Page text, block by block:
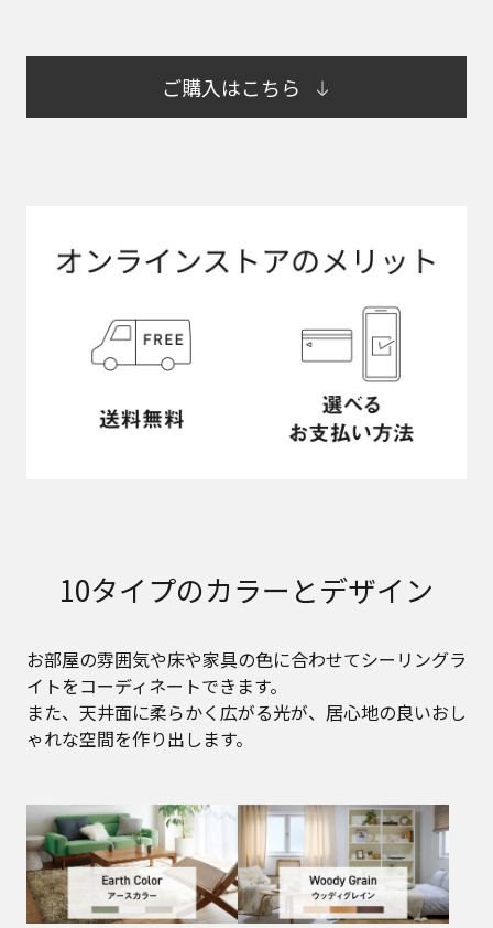
ご購入はこちら
10タイプのカラーとデザイン
お部屋の雰囲気や床や家具の色に合わせてシーリングラ
イトをコーディネートできます。
また、天井面に柔らかく広がる光が、居心地の良いおし
ゃれな空間を作り出します。